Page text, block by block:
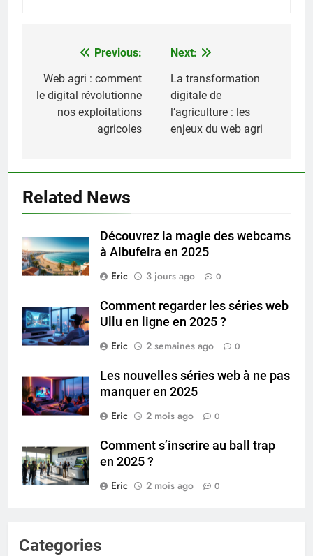
Navigation
de
l’article
Previous:
Web agri : comment
le digital révolutionne
nos exploitations
agricoles
Next:
La transformation
digitale de
l’agriculture : les
enjeux du web agri
Related News
Découvrez la magie des webcams
à Albufeira en 2025
Eric
3 jours ago 0
Comment regarder les séries web
Ullu en ligne en 2025 ?
Eric
2 semaines ago 0
Les nouvelles séries web à ne pas
manquer en 2025
Eric
2 mois ago 0
Comment s’inscrire au ball trap
en 2025 ?
Eric
2 mois ago 0
Categories